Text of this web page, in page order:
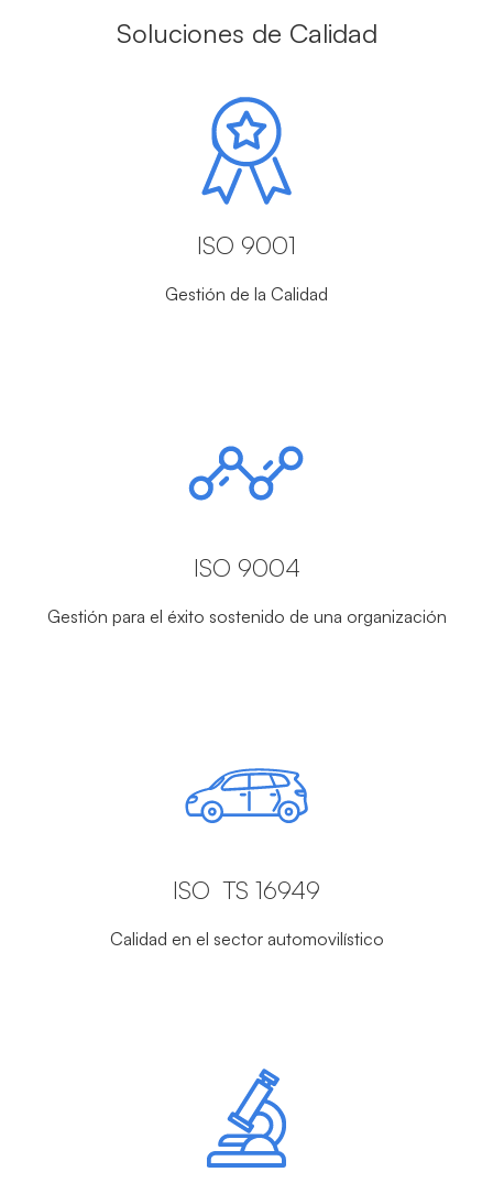
Soluciones de Calidad
ISO 9001
Gestión de la Calidad
ISO 9004
Gestión para el éxito sostenido de una organización
ISO TS 16949
Calidad en el sector automovilístico